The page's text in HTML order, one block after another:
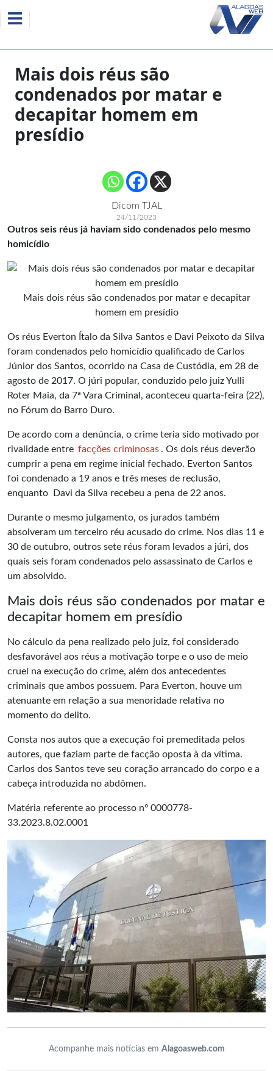
Mais dois réus são
condenados por matar e
decapitar homem em
presídio
Dicom TJAL
24/11/2023
Outros seis réus já haviam sido condenados pelo mesmo
homicídio
Mais dois réus são condenados por matar e decapitar
homem em presídio
Os réus Everton Ítalo da Silva Santos e Davi Peixoto da Silva
foram condenados pelo homicídio qualificado de Carlos
Júnior dos Santos, ocorrido na Casa de Custódia, em 28 de
agosto de 2017. O júri popular, conduzido pelo juiz Yulli
Roter Maia, da 7ª Vara Criminal, aconteceu quarta-feira (22),
no Fórum do Barro Duro.
De acordo com a denúncia, o crime teria sido motivado por
rivalidade entre facções criminosas . Os dois réus deverão
cumprir a pena em regime inicial fechado. Everton Santos
foi condenado a 19 anos e três meses de reclusão,
enquanto Davi da Silva recebeu a pena de 22 anos.
Durante o mesmo julgamento, os jurados também
absolveram um terceiro réu acusado do crime. Nos dias 11 e
30 de outubro, outros sete réus foram levados a júri, dos
quais seis foram condenados pelo assassinato de Carlos e
um absolvido.
Mais dois réus são condenados por matar e
decapitar homem em presídio
No cálculo da pena realizado pelo juiz, foi considerado
desfavorável aos réus a motivação torpe e o uso de meio
cruel na execução do crime, além dos antecedentes
criminais que ambos possuem. Para Everton, houve um
atenuante em relação a sua menoridade relativa no
momento do delito.
Consta nos autos que a execução foi premeditada pelos
autores, que faziam parte de facção oposta à da vítima.
Carlos dos Santos teve seu coração arrancado do corpo e a
cabeça introduzida no abdômen.
Matéria referente ao processo nº 0000778-
33.2023.8.02.0001
Acompanhe mais notícias em Alagoasweb.com